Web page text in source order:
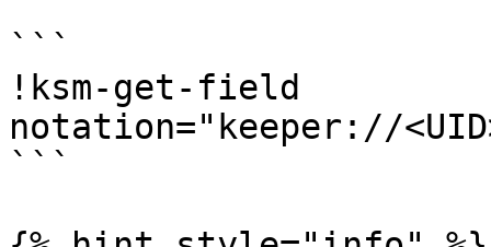
```
!ksm-get-field
notation="keeper://
```